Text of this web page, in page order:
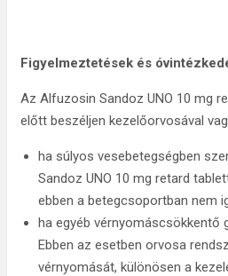
Figyelmeztetések és
Az Alfuzosin Sandoz UNO 10 mg
előtt beszéljen kezelőorvosával
ha súlyos vesebetegségben
Sandoz UNO 10 mg retard
ebben a betegcsoportban nem
ha egyéb vérnyomáscsökkentő
Ebben az esetben orvosa
vérnyomását, különösen a